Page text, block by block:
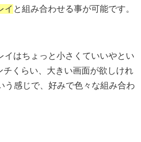
イ と組み合わせる事が可能です。
イはちょっと小さくていいやとい
チくらい、大きい画面が欲しけれ
う感じで、好みで色々な組み合わ